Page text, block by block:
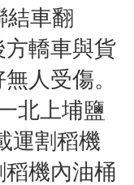
結車翻
轎車與貨
人受傷。
北上埔鹽
運割稻機
機內油桶